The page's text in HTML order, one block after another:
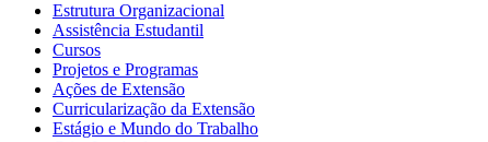
Estrutura Organizacional
Assistência Estudantil
Cursos
Projetos e Programas
Ações de Extensão
Curricularização da Extensão
Estágio e Mundo do Trabalho